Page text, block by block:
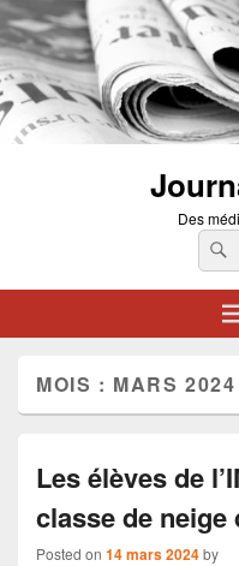
Des
for:
MOIS : MARS 2024
Les élèves de
classe de neige
Posted on 14 mars 2024by